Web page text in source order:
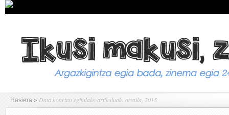
Hasiera » Data honetan egindako artikuluak: otsaila, 2015